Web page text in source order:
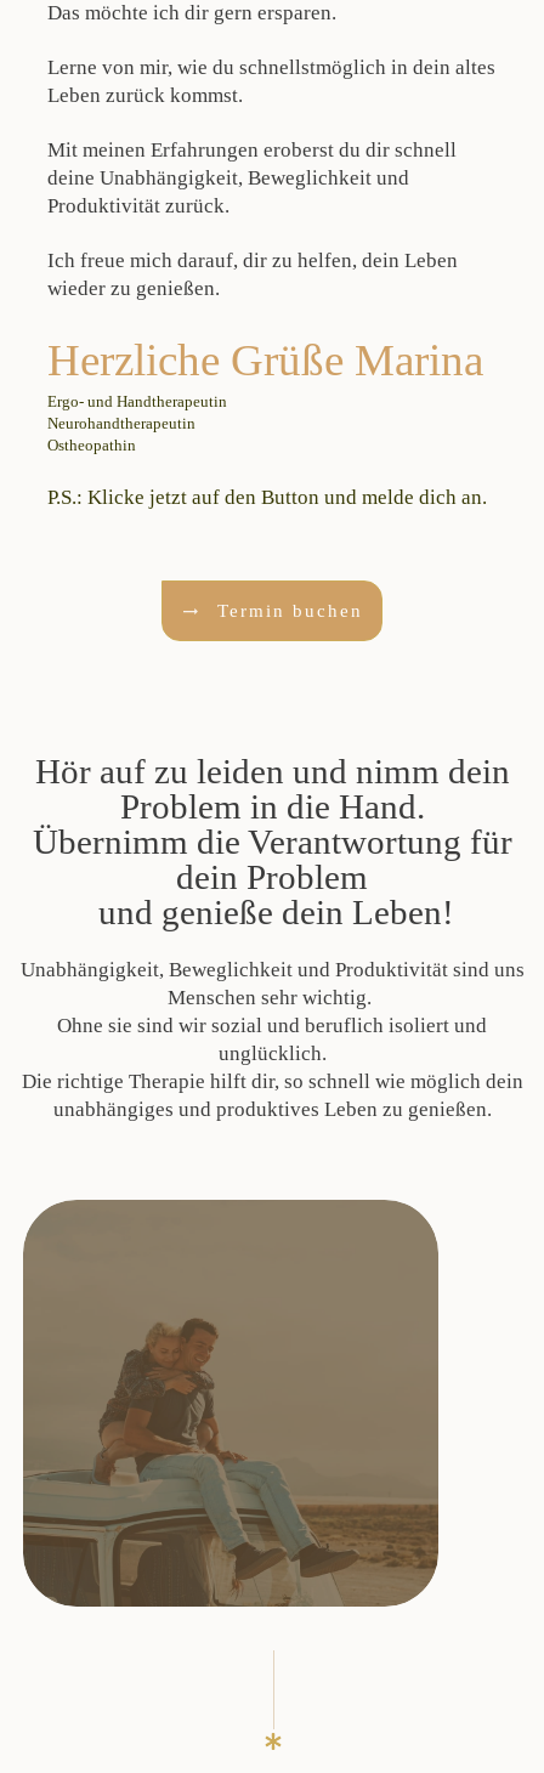
Das möchte ich dir gern ersparen.
Lerne von mir, wie du schnellstmöglich in dein altes
Leben zurück kommst.
Mit meinen Erfahrungen eroberst du dir schnell
deine Unabhängigkeit, Beweglichkeit und
Produktivität zurück.
Ich freue mich darauf, dir zu helfen, dein Leben
wieder zu genießen.
Herzliche Grüße Marina
Ergo- und Handtherapeutin
Neurohandtherapeutin
Ostheopathin
P.S.: Klicke jetzt auf den Button und melde dich an.
Termin buchen
Hör auf zu leiden und nimm dein
Problem in die Hand.
Übernimm die Verantwortung für
dein Problem
und genieße dein Leben!
Unabhängigkeit, Beweglichkeit und Produktivität sind uns
Menschen sehr wichtig.
Ohne sie sind wir sozial und beruflich isoliert und
unglücklich.
Die richtige Therapie hilft dir, so schnell wie möglich dein
unabhängiges und produktives Leben zu genießen.